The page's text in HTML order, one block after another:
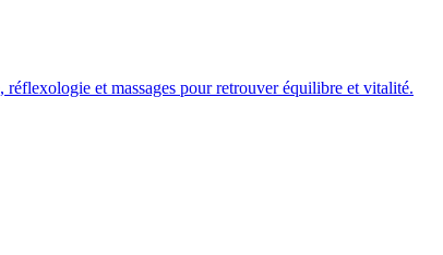
et massages pour retrouver équilibre et vitalité.